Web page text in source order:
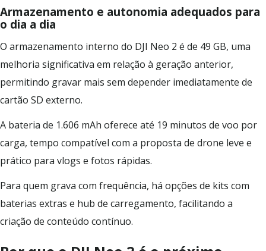
Armazenamento e autonomia adequados para
o dia a dia
O armazenamento interno do DJI Neo 2 é de 49 GB, uma
melhoria significativa em relação à geração anterior,
permitindo gravar mais sem depender imediatamente de
cartão SD externo.
A bateria de 1.606 mAh oferece até 19 minutos de voo por
carga, tempo compatível com a proposta de drone leve e
prático para vlogs e fotos rápidas.
Para quem grava com frequência, há opções de kits com
baterias extras e hub de carregamento, facilitando a
criação de conteúdo contínuo.